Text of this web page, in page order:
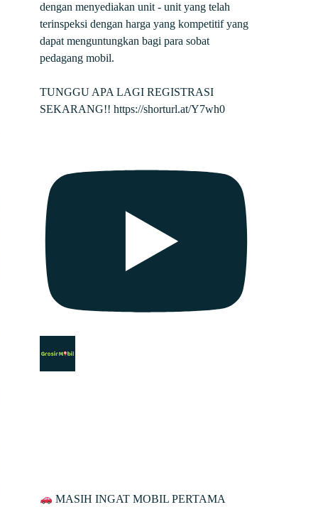
dengan menyediakan unit - unit yang telah
terinspeksi dengan harga yang kompetitif yang
dapat menguntungkan bagi para sobat
pedagang mobil.
TUNGGU APA LAGI REGISTRASI
SEKARANG!! https://shorturl.at/Y7wh0
MASIH INGAT MOBIL PERTAMA